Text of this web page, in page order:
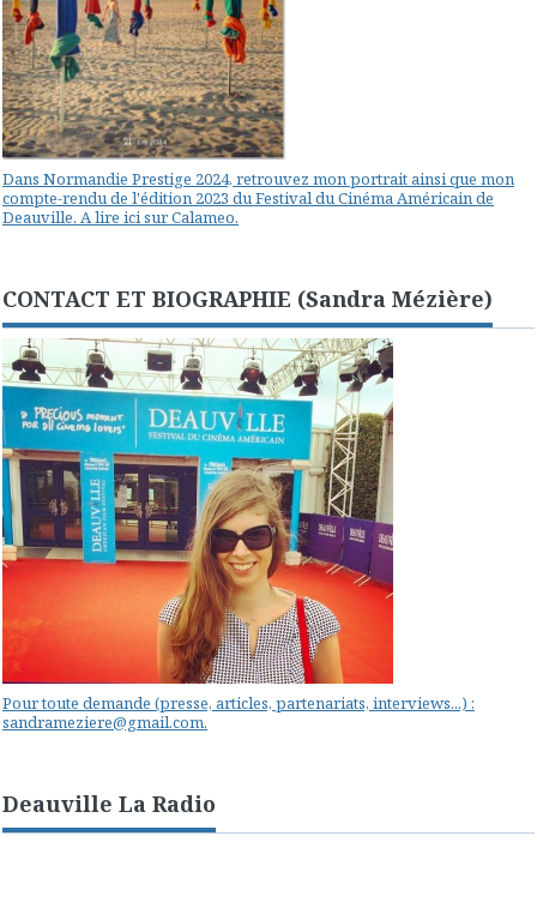
Dans Normandie Prestige 2024, retrouvez mon portrait ainsi que mon
compte-rendu de l'édition 2023 du Festival du Cinéma Américain de
Deauville. A lire ici sur Calameo.
CONTACT ET BIOGRAPHIE (Sandra Mézière)
Pour toute demande (presse, articles, partenariats, interviews...) :
sandrameziere@gmail.com.
Deauville La Radio